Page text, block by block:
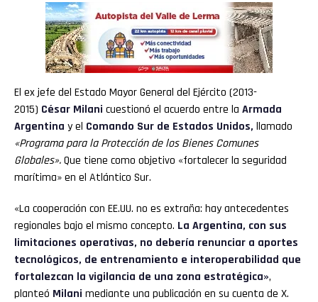
El ex jefe del Estado Mayor General del Ejército (2013-
2015) César Milani cuestionó el acuerdo entre la Armada
Argentina y el Comando Sur de Estados Unidos, llamado
«Programa para la Protección de los Bienes Comunes
Globales».Que tiene como objetivo «fortalecer la seguridad
marítima» en el Atlántico Sur.
«La cooperación con EE.UU. no es extraña: hay antecedentes
regionales bajo el mismo concepto. La Argentina, con sus
limitaciones operativas, no debería renunciar a aportes
tecnológicos, de entrenamiento e interoperabilidad que
fortalezcan la vigilancia de una zona estratégica»,
planteó Milani mediante una publicación en su cuenta de X.